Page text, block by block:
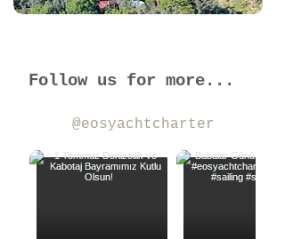
Follow us for more...
@eosyachtcharter